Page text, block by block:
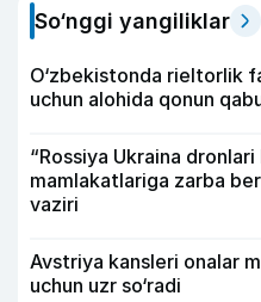
So‘nggi yangiliklar
O‘zbekistonda rieltorlik
uchun alohida qonun
“Rossiya Ukraina
mamlakatlariga zarba
vaziri
Avstriya kansleri onalar
uchun uzr so‘radi